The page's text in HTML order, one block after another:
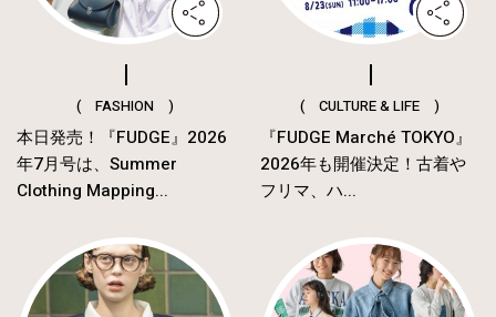
( FASHION )
本日発売！『FUDGE』2026
年7月号は、Summer
Clothing Mapping...
( CULTURE & LIFE )
『FUDGE Marché TOKYO』
2026年も開催決定！古着や
フリマ、ハ...